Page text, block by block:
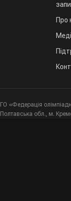
Про
ГО «Федерація
Полтавська обл., м.